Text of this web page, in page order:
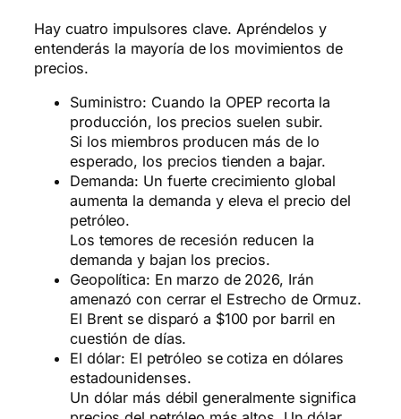
Hay cuatro impulsores clave. Apréndelos y
entenderás la mayoría de los movimientos de
precios.
Suministro: Cuando la OPEP recorta la
producción, los precios suelen subir.
Si los miembros producen más de lo
esperado, los precios tienden a bajar.
Demanda: Un fuerte crecimiento global
aumenta la demanda y eleva el precio del
petróleo.
Los temores de recesión reducen la
demanda y bajan los precios.
Geopolítica: En marzo de 2026, Irán
amenazó con cerrar el Estrecho de Ormuz.
El Brent se disparó a $100 por barril en
cuestión de días.
El dólar: El petróleo se cotiza en dólares
estadounidenses.
Un dólar más débil generalmente significa